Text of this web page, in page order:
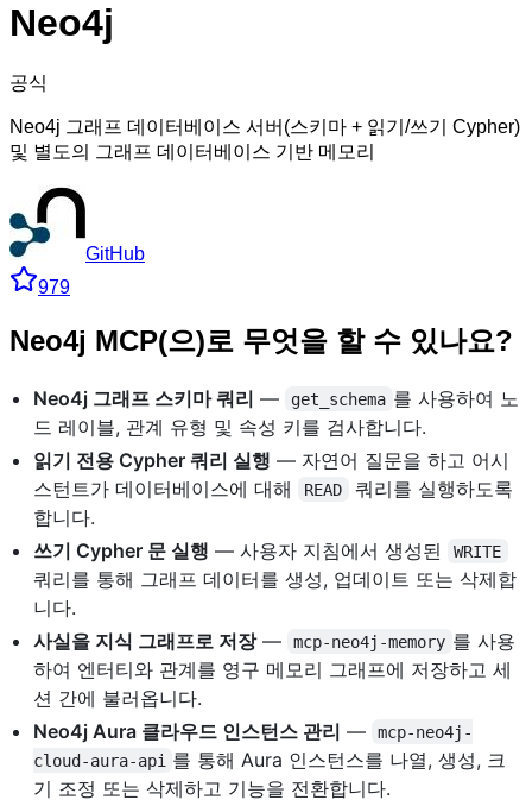
Neo4j
공식
Neo4j 그래프 데이터베이스 서버(스키마 + 읽기/쓰기 Cypher)
및 별도의 그래프 데이터베이스 기반 메모리
GitHub
979
Neo4j MCP(으)로 무엇을 할 수 있나요?
Neo4j 그래프 스키마 쿼리 — get_schema 를 사용하여 노
드 레이블, 관계 유형 및 속성 키를 검사합니다.
읽기 전용 Cypher 쿼리 실행 — 자연어 질문을 하고 어시
스턴트가 데이터베이스에 대해
READ
쿼리를 실행하도록
합니다.
쓰기 Cypher 문 실행 — 사용자 지침에서 생성된 WRITE
쿼리를 통해 그래프 데이터를 생성, 업데이트 또는 삭제합
니다.
사실을 지식 그래프로 저장— mcp-neo4j-memory 를 사용
하여 엔터티와 관계를 영구 메모리 그래프에 저장하고 세
션 간에 불러옵니다.
Neo4j Aura 클라우드 인스턴스 관리 —
mcp-neo4j-
cloud-aura-api 를 통해 Aura 인스턴스를 나열, 생성, 크
기 조정 또는 삭제하고 기능을 전환합니다.